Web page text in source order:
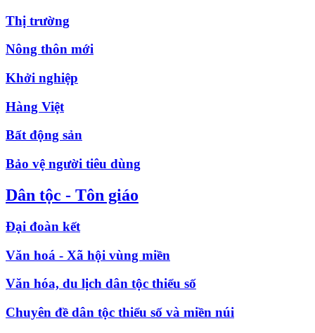
Thị trường
Nông thôn mới
Khởi nghiệp
Hàng Việt
Bất động sản
Bảo vệ người tiêu dùng
Dân tộc - Tôn giáo
Đại đoàn kết
Văn hoá - Xã hội vùng miền
Văn hóa, du lịch dân tộc thiểu số
Chuyên đề dân tộc thiểu số và miền núi